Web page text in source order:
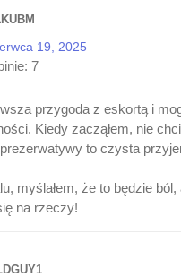
19, 2025
7
przygoda z eskortą i
Kiedy zacząłem, nie
to czysta
myślałem, że to będzie
na rzeczy!